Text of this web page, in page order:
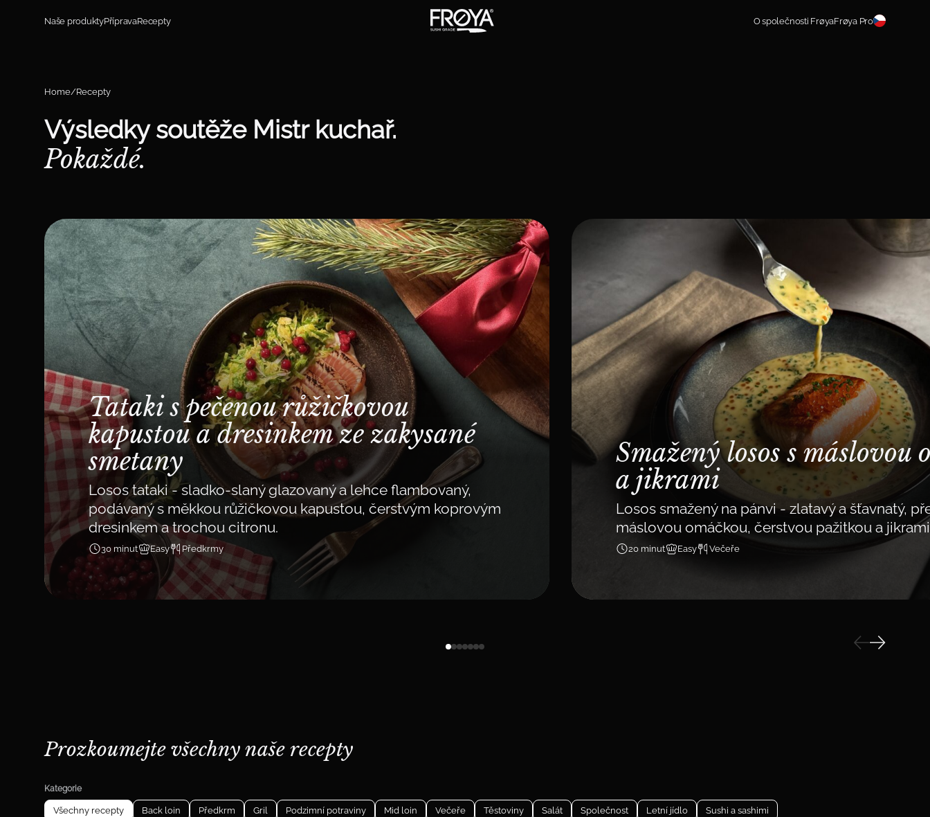
Naše produktyPřípravaRecepty O společnosti FrøyaFrøya Pro
Home Recepty
Výsledky soutěže Mistr kuchař.
Pokaždé.
Tataki s pečenou růžičkovou
kapustou a dresinkem ze zakysané
smetany
Losos tataki - sladko-slaný glazovaný a lehce flambovaný,
podávaný s měkkou růžičkovou kapustou, čerstvým koprovým
dresinkem a trochou citronu.
30 minut Easy Předkrmy
Smažený losos s máslovou
a jikrami
Losos smažený na pánvi - zlatavý a šťavnatý,
máslovou omáčkou, čerstvou pažitkou a
20 minut Easy Večeře
Prozkoumejte všechny naše recepty
Kategorie
Všechny recepty Back loin Předkrm Gril Podzimní potraviny Mid loin Večeře Těstoviny Salát Společnost Letní jídlo Sushi a sashimi